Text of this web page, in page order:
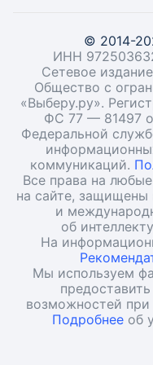
© 2014-
ИНН
Сетевое
Общество с
«Выберу.ру».
ФС 77 — 81497
Федеральной
коммуникаций.
Все права на
на сайте, защищены
и
об
На
Мы используем
возможностей
Подробнее об